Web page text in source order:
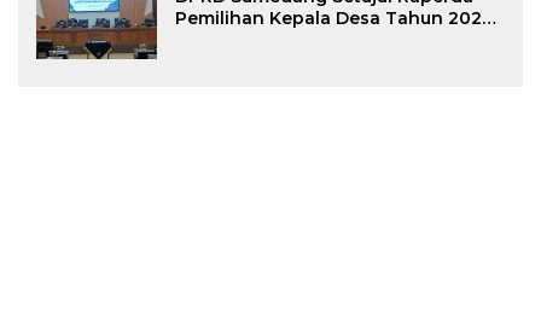
Pemilihan Kepala Desa Tahun 2026